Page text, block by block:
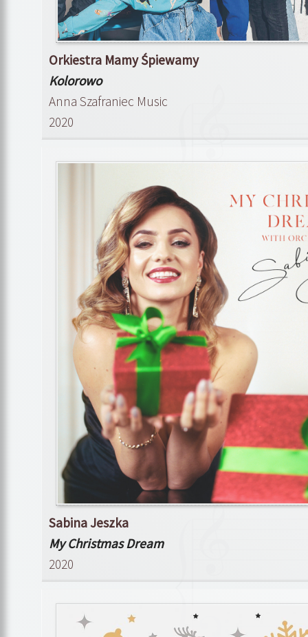
Orkiestra Mamy Śpiewamy
Kolorowo
Anna Szafraniec Music
2020
Sabina Jeszka
My Christmas Dream
2020